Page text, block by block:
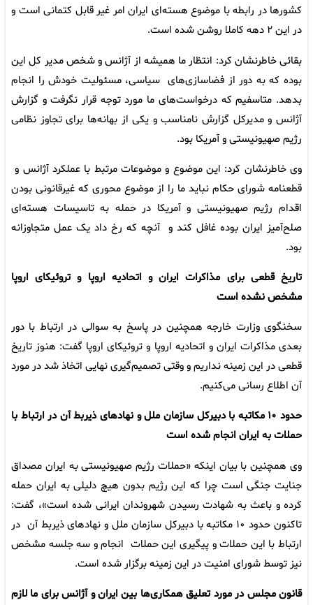
کشورها در رابطه با موضوع هسته‌ای ایران امر غیر قابل کتمانی است و
در این ۲ دهه کاملا روشن شده است.
بقائی خاطرنشان کرد: انتظار ما همیشه از آژانس و شخص مدیر کل این
بوده که به دور از فضاسازی‌های سیاسی، مسئولیت خودش را انجام
بدهد. متاسفیم که درخواست‌های ما مورد توجه قرار نگرفت و گزارش
آژانس و مدیرکل گزارش نامناسب و یکی از بهانه‌ها برای تجاوز نظامی
رژیم صهیونیستی و آمریکا بود.
وی خاطرنشان کرد: این موضوع و موضوعات مرتبط با عملکرد آژانس و
قطعنامه شورای حکام نباید ما را از موضوع محوری که غیرقانونی بودن
اقدام رژیم صهیونیستی و آمریکا در حمله به تاسیسات هسته‌ای
صلح‌آمیز ایران بوده غافل کند و آنچه که رخ داد یک عمل متجاوزانه
بود.
تاریخ قطعی برای مذاکرات ایران و اتحادیه اروپا و تروئیکای اروپا
مشخص نشده است
سخنگوی وزارت خارجه همچنین در پاسخ به سوالی در ارتباط با دور
بعدی مذاکرات ایران و اتحادیه اروپا و تروئیکای اروپا گفت: هنوز تاریخ
قطعی در این زمینه نداریم و وقتی تصمیم‌گیری نهایی اتخاذ شد در مورد
آن اطلاع رسانی می‌کنیم.
حدود ۱۰ مکاتبه با دبیرکل سازمان ملل و نهادهای ذیربط آن در ارتباط با
حملات به ایران انجام شده است
وی همچنین با بیان اینکه «حملات رژیم صهیونیستی به ایران مصداق
جنایت جنگی است چرا که این رژیم بدون هیچ دلیلی به ایران حمله
کرده و باعث به شهادت رسیدن شهروندان ایرانی شده است»، گفت:
تاکنون حدود ۱۰ مکاتبه با دبیرکل سازمان ملل و نهادهای ذیربط آن در
ارتباط با این حملات و پیگیری این حملات انجام و سه جلسه مشخص
نیز توسط شورای امنیت در این زمینه برگزار شده است.
قانون مجلس در مورد تعلیق همکاری‌ها بین ایران و آژانس برای ما لازم